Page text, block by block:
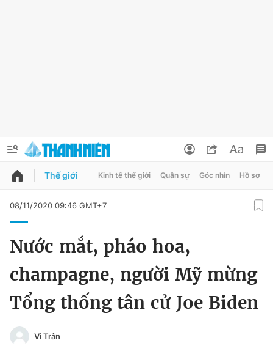
QUẢNG CÁO
Chuyên mục khác
Chào ngày mới Tin 24h
Đổi mật khẩu
Tin đã lưu
Tin đã xem
Đăng xuất
Thế giới Kinh tế thế giới Quân sự Góc nhìn Hồ sơ
08/11/2020 09:46 GMT+7
Nước mắt, pháo hoa,
champagne, người Mỹ mừng
Tổng thống tân cử Joe Biden
Vi Trân